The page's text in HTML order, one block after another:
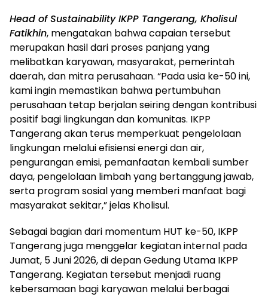
Head of Sustainability IKPP Tangerang, Kholisul
Fatikhin, mengatakan bahwa capaian tersebut
merupakan hasil dari proses panjang yang
melibatkan karyawan, masyarakat, pemerintah
daerah, dan mitra perusahaan. “Pada usia ke-50 ini,
kami ingin memastikan bahwa pertumbuhan
perusahaan tetap berjalan seiring dengan kontribusi
positif bagi lingkungan dan komunitas. IKPP
Tangerang akan terus memperkuat pengelolaan
lingkungan melalui efisiensi energi dan air,
pengurangan emisi, pemanfaatan kembali sumber
daya, pengelolaan limbah yang bertanggung jawab,
serta program sosial yang memberi manfaat bagi
masyarakat sekitar,” jelas Kholisul.
Sebagai bagian dari momentum HUT ke-50, IKPP
Tangerang juga menggelar kegiatan internal pada
Jumat, 5 Juni 2026, di depan Gedung Utama IKPP
Tangerang. Kegiatan tersebut menjadi ruang
kebersamaan bagi karyawan melalui berbagai